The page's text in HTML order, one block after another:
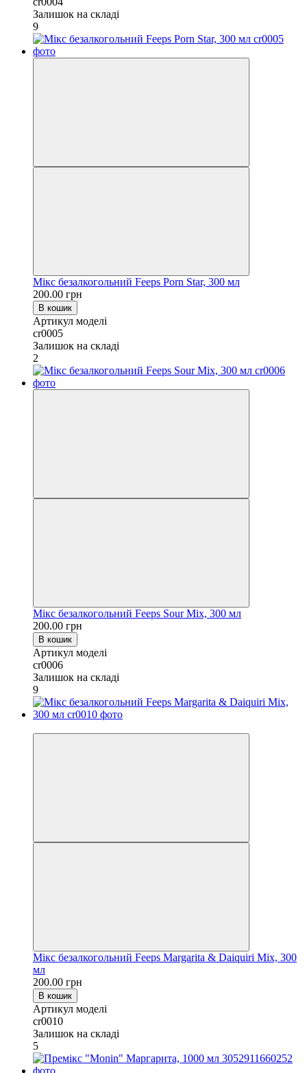
Залишок на складі
9
Мікс безалкогольний Feeps Porn Star, 300 мл
200.00 грн
В кошик
Артикул моделі
cr0005
Залишок на складі
2
Мікс безалкогольний Feeps Sour Mix, 300 мл
200.00 грн
В кошик
Артикул моделі
cr0006
Залишок на складі
9
Мікс безалкогольний Feeps Margarita & Daiquiri Mix, 300
мл
200.00 грн
В кошик
Артикул моделі
cr0010
Залишок на складі
5